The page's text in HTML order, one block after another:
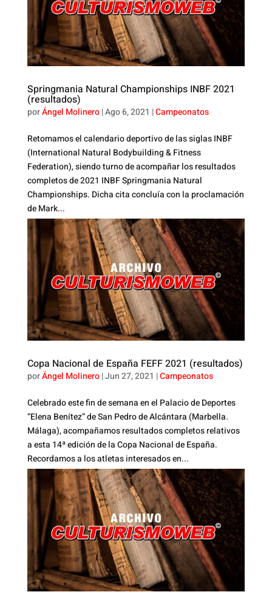
Springmania Natural Championships INBF 2021
(resultados)
porÁngel Molinero|Ago 6, 2021 |Campeonatos
Retomamos el calendario deportivo de las siglas INBF
(International Natural Bodybuilding & Fitness
Federation), siendo turno de acompañar los resultados
completos de 2021 INBF Springmania Natural
Championships. Dicha cita concluía con la proclamación
de Mark...
Copa Nacional de España FEFF 2021 (resultados)
porÁngel Molinero|Jun 27, 2021 |Campeonatos
Celebrado este fin de semana en el Palacio de Deportes
“Elena Benítez” de San Pedro de Alcántara (Marbella.
Málaga), acompañamos resultados completos relativos
a esta 14ª edición de la Copa Nacional de España.
Recordamos a los atletas interesados en...